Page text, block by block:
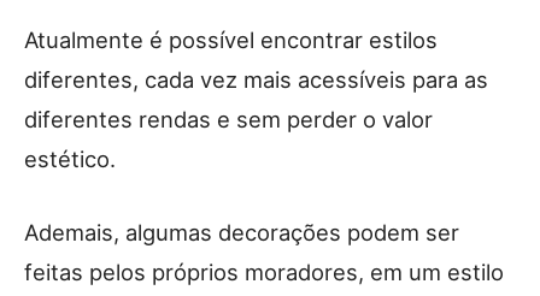
Atualmente é possível encontrar estilos
diferentes, cada vez mais acessíveis para as
diferentes rendas e sem perder o valor
estético.
Ademais, algumas decorações podem ser
feitas pelos próprios moradores, em um estilo